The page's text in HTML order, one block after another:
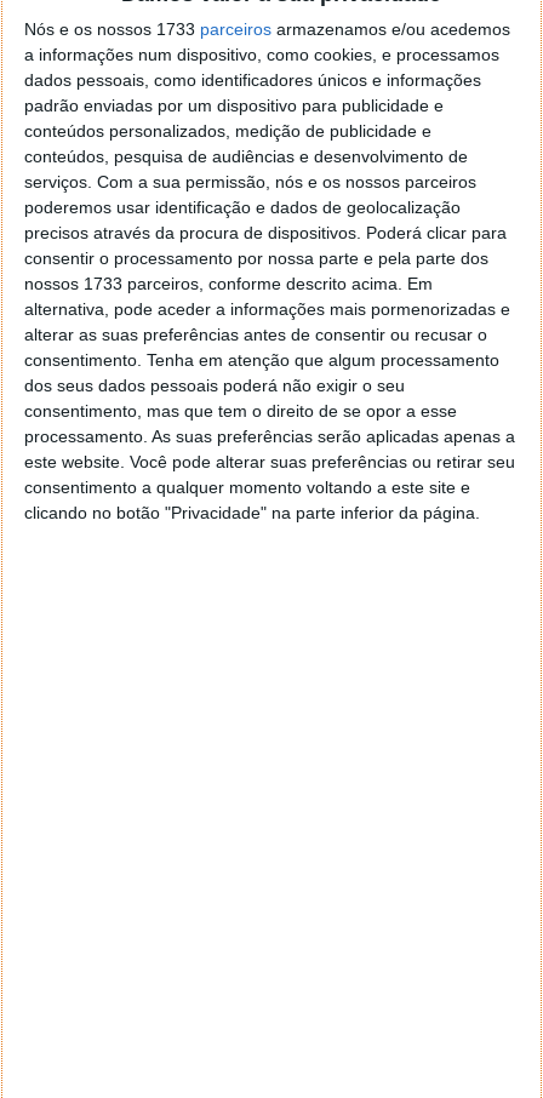
Nós e os nossos 1733 parceiros armazenamos e/ou acedemos
a informações num dispositivo, como cookies, e processamos
dados pessoais, como identificadores únicos e informações
padrão enviadas por um dispositivo para publicidade e
conteúdos personalizados, medição de publicidade e
conteúdos, pesquisa de audiências e desenvolvimento de
serviços. Com a sua permissão, nós e os nossos parceiros
poderemos usar identificação e dados de geolocalização
precisos através da procura de dispositivos. Poderá clicar para
consentir o processamento por nossa parte e pela parte dos
nossos 1733 parceiros, conforme descrito acima. Em
alternativa, pode aceder a informações mais pormenorizadas e
alterar as suas preferências antes de consentir ou recusar o
consentimento. Tenha em atenção que algum processamento
dos seus dados pessoais poderá não exigir o seu
consentimento, mas que tem o direito de se opor a esse
processamento. As suas preferências serão aplicadas apenas a
este website. Você pode alterar suas preferências ou retirar seu
consentimento a qualquer momento voltando a este site e
clicando no botão "Privacidade" na parte inferior da página.
traduzido para o idioma escolhido. é o final de um
processo simples e que vai certamente ajudar.
Esta é uma novidade já acessível a todos os
utilizadores do Google Translator e pronta para ser
usada. Bastará carregar a imagem e escolher o
idioma pretendido, tendo rapidamente acesso a tudo
traduzido, dentro da imagem e pronto a ser
descarregado.
Este artigo tem mais de um ano
Acompanhe o Pplware no Google Notícias
Proponha uma correção, faça uma sugestão